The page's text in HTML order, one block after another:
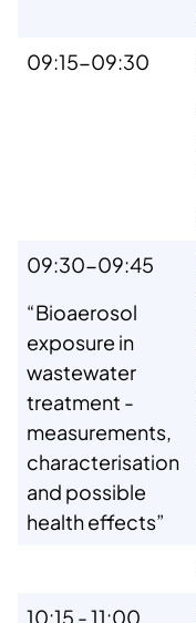
09:15-09:30
09:30-09:45
“Bioaerosol
exposure in
wastewater
treatment -
measurements,
characterisation
and possible
health effects”
10:15 - 11:00